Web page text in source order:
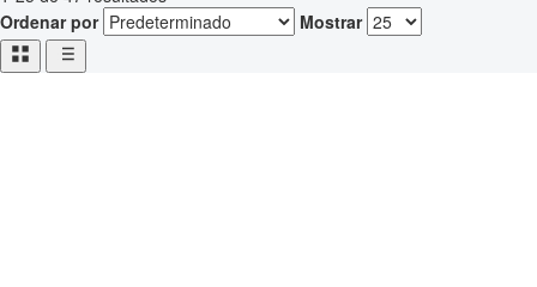
Ordenar por
Mostrar